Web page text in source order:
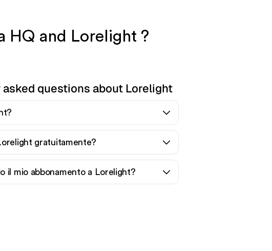
HQ and Lorelight ?
asked questions about Lorelight
gratuitamente?
il mio abbonamento a Lorelight?